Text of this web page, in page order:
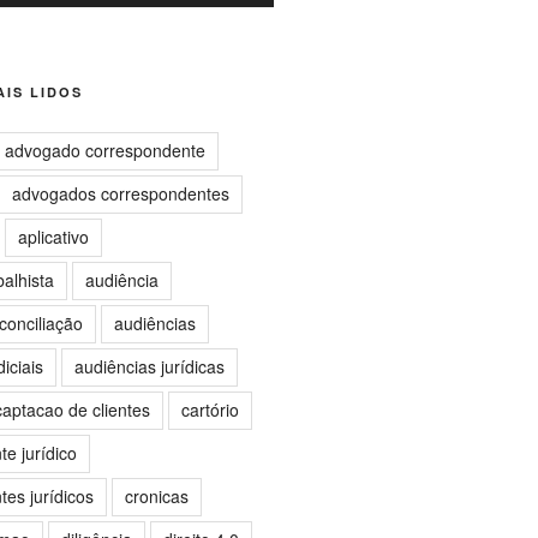
LIDOS
advogado correspondente
advogados correspondentes
aplicativo
audiência
audiências
audiências jurídicas
de clientes
cartório
jurídico
jurídicos
cronicas